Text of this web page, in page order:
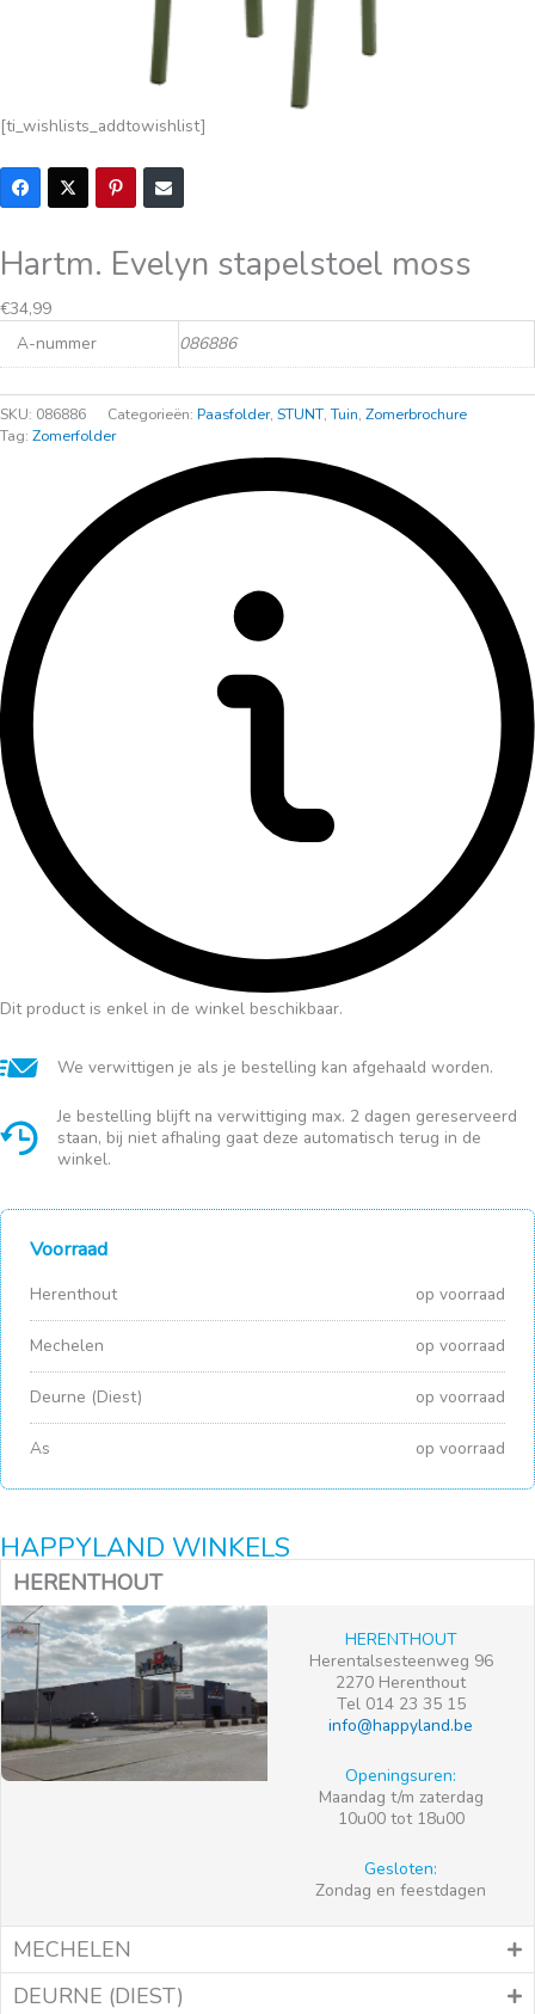
[ti_wishlists_addtowishlist]
Hartm. Evelyn stapelstoel moss
Oorspronkelijke
was:
€39,99.
€34,99Huidige
is:
€34,99.
A-nummer 086886
SKU: 086886 Categorieën: Paasfolder, STUNT,Tuin, Zomerbrochure
Tag: Zomerfolder
Dit product is enkel in de winkel beschikbaar.
We verwittigen je als je bestelling kan afgehaald worden.
Je bestelling blijft na verwittiging max. 2 dagen gereserveerd
staan, bij niet afhaling gaat deze automatisch terug in de
winkel.
Voorraad
Herenthout op voorraad
Mechelen op voorraad
Deurne (Diest) op voorraad
As op voorraad
HAPPYLAND WINKELS
HERENTHOUT
HERENTHOUT
Herentalsesteenweg 96
2270 Herenthout
Tel 014 23 35 15
info@happyland.be
Openingsuren:
Maandag t/m zaterdag
10u00 tot 18u00
Gesloten:
Zondag en feestdagen
MECHELEN
DEURNE (DIEST)